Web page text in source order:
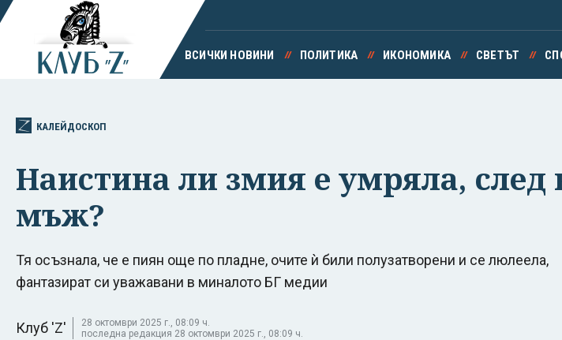
ВСИЧКИ НОВИНИ ПОЛИТИКА ИКОНОМИКА СВЕТЪТ
КАЛЕЙДОСКОП
Наистина ли змия е умряла, след
мъж?
Тя осъзнала, че е пиян още по пладне, очите ѝ били полузатворени и се люлеела,
фантазират си уважавани в миналото БГ медии
Клуб 'Z'
28 октомври 2025 г., 08:09 ч.
последна редакция 28 октомври 2025 г., 08:09 ч.